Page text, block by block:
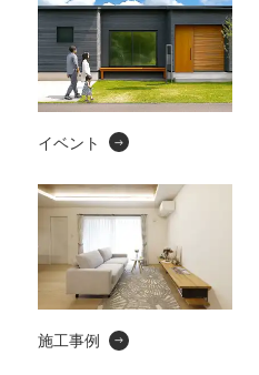
イベント
施工事例